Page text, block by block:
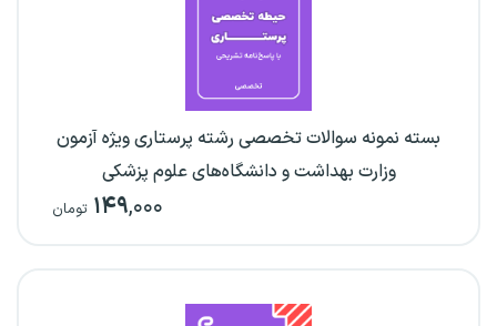
بسته نمونه سوالات تخصصی رشته پرستاری ویژه آزمون
وزارت بهداشت و دانشگاه‌های علوم پزشکی
۱۴۹,۰۰۰ تومان